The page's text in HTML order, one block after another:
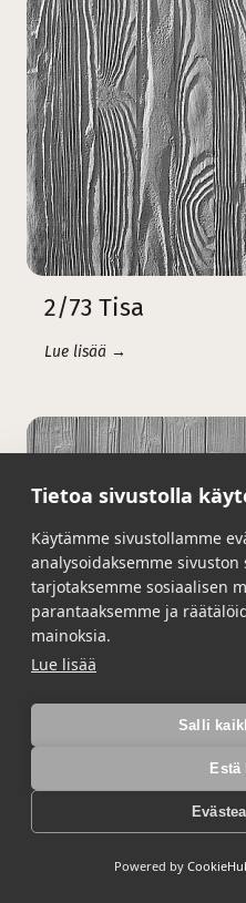
Tietoa sivustolla
Käytämme sivustollamme
analysoidaksemme sivuston
tarjotaksemme sosiaalisen
parantaaksemme ja
mainoksia.
Lue lisää
Salli
Estä
Powered by
2/73 Tisa
Lue lisää →